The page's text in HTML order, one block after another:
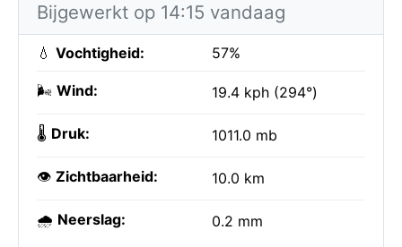
Bijgewerkt op 14:15 vandaag
💧 Vochtigheid: 57%
🌬️ Wind: 19.4 kph (294°)
🌡️ Druk: 1011.0 mb
👁️ Zichtbaarheid: 10.0 km
🌧️ Neerslag: 0.2 mm